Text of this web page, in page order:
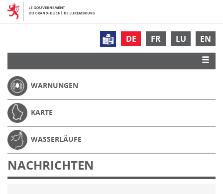
DE FR LU EN
WARNUNGEN
KARTE
WASSERLÄUFE
NACHRICHTEN